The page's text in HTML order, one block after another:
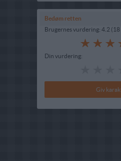
Bedøm retten
Brugernes vurdering: 4.2 (18
Din vurdering: